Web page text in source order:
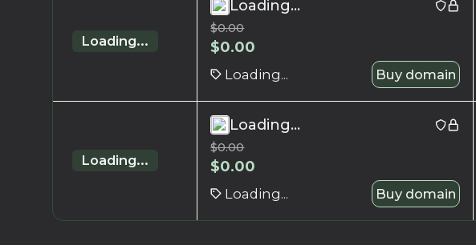
Loading...
Loading...
$0.00
$0.00
Loading... Buy domain
Loading...
Loading...
$0.00
$0.00
Loading... Buy domain